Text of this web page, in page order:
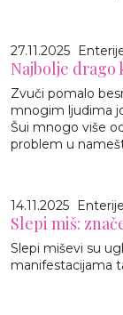
27.11.2025
Najbolje drago
Zvuči pomalo
mnogim ljudima
Šui mnogo više
problem u
14.11.2025
Slepi miš:
Slepi miševi su
manifestacijama